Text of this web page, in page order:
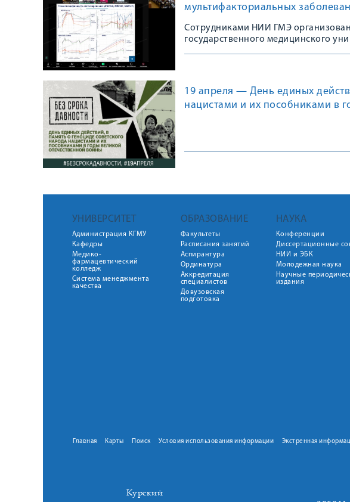
мультифакториальных
Сотрудниками НИИ ГМЭ
государственного медицинского
19 апреля — День единых
нацистами и их пособниками в
УНИВЕРСИТЕТ
Администрация КГМУ
Кафедры
Медико-
фармацевтический
колледж
Система менеджмента
качества
ОБРАЗОВАНИЕ
Факультеты
Расписания занятий
Аспирантура
Ординатура
Аккредитация
специалистов
Довузовская
подготовка
НАУКА
Конференции
Диссертационные
НИИ и ЭБК
Молодежная наука
Научные
издания
Главная Карты Поиск Условия использования информации Экстренная
Курский